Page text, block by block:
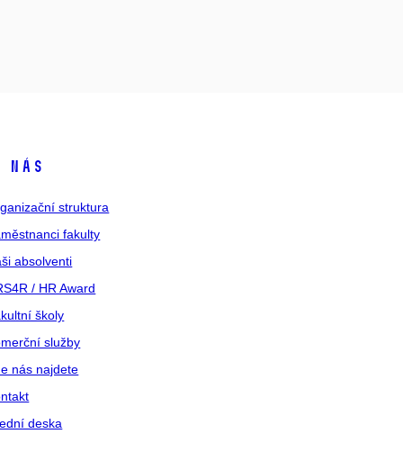
nás
struktura
fakulty
absolventi
/ HR Award
školy
služby
nás najdete
deska